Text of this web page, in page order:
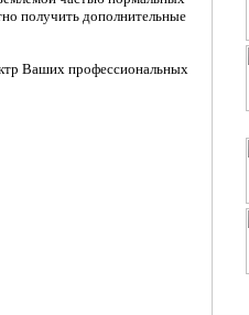
получить дополнительные
Ваших профессиональных